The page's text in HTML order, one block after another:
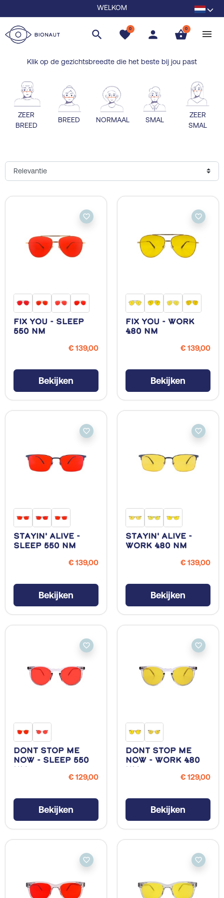
WELKOM
search favorite
0 person shopping_basket
0
Klik op de gezichtsbreedte die het beste bij jou past
ZEER
BREED
BREED NORMAAL SMAL
ZEER
SMAL
favorite_border
Fix You - Sleep
550 NM
€ 139,00
Bekijken
favorite_border
Fix You - Work
480 NM
€ 139,00
Bekijken
favorite_border
Stayin' Alive -
Sleep 550 NM
€ 139,00
Bekijken
favorite_border
Stayin' Alive -
Work 480 NM
€ 139,00
Bekijken
favorite_border
Dont Stop Me
Now - Sleep 550
€ 129,00
Bekijken
favorite_border
Dont Stop Me
Now - Work 480
€ 129,00
Bekijken
favorite_border favorite_border